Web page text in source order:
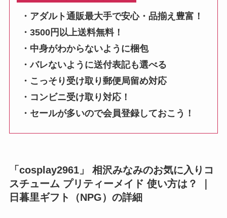
・アダルト通販最大手で安心・品揃え豊富！
・3500円以上送料無料！
・中身がわからないように梱包
・バレないように送付表記も選べる
・こっそり受け取り郵便局留め対応
・コンビニ受け取り対応！
・セールが多いので会員登録しておこう！
「cosplay2961」 相沢みなみのお気に入りコ
スチューム プリティーメイド 使い方は？ ｜
日暮里ギフト（NPG）の詳細